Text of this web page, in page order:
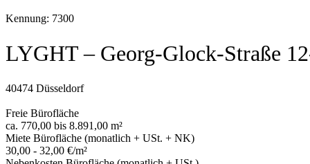
Kennung: 7300
LYGHT – Georg-Glock-Straße
40474 Düsseldorf
Freie Bürofläche
ca. 770,00 bis 8.891,00 m²
Miete Bürofläche (monatlich + USt. + NK)
30,00 - 32,00 €/m²